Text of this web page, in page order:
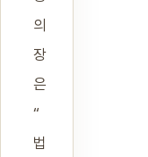
의
장
은
“
법